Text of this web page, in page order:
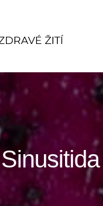
Sinusitida